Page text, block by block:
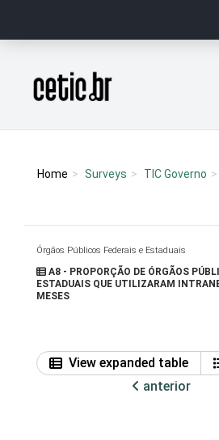
Página inicial
Home Surveys TIC Governo
Órgãos Públicos Federais e Estaduais
A8 - PROPORÇÃO DE ÓRGÃOS
ESTADUAIS QUE UTILIZARAM
MESES
View expanded table
anterior